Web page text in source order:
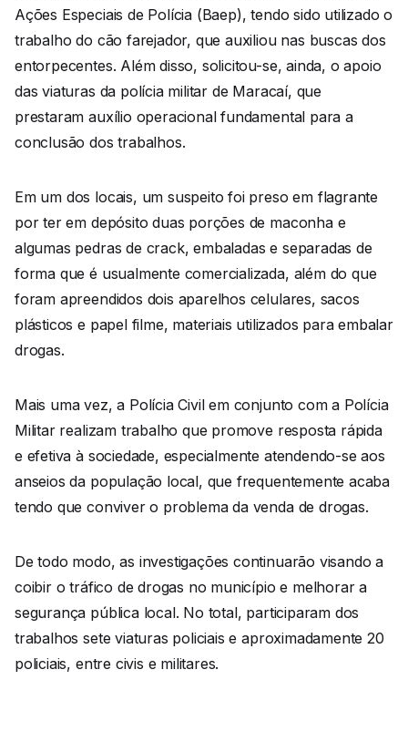
Ações Especiais de Polícia (Baep), tendo sido utilizado o
trabalho do cão farejador, que auxiliou nas buscas dos
entorpecentes. Além disso, solicitou-se, ainda, o apoio
das viaturas da polícia militar de Maracaí, que
prestaram auxílio operacional fundamental para a
conclusão dos trabalhos.
Em um dos locais, um suspeito foi preso em flagrante
por ter em depósito duas porções de maconha e
algumas pedras de crack, embaladas e separadas de
forma que é usualmente comercializada, além do que
foram apreendidos dois aparelhos celulares, sacos
plásticos e papel filme, materiais utilizados para embalar
drogas.
Mais uma vez, a Polícia Civil em conjunto com a Polícia
Militar realizam trabalho que promove resposta rápida
e efetiva à sociedade, especialmente atendendo-se aos
anseios da população local, que frequentemente acaba
tendo que conviver o problema da venda de drogas.
De todo modo, as investigações continuarão visando a
coibir o tráfico de drogas no município e melhorar a
segurança pública local. No total, participaram dos
trabalhos sete viaturas policiais e aproximadamente 20
policiais, entre civis e militares.